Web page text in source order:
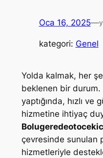
Oca 16, 2025—
kategori: Genel
Yolda kalmak, her
beklenen bir durum.
yaptığında, hızlı ve
hizmetine ihtiyaç
çevresinde sunulan
hizmetleriyle